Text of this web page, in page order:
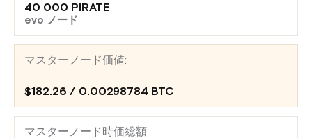
40 000 PIRATE
evo ノード
マスターノード価値:
$182.26 / 0.00298784 BTC
マスターノード時価総額: